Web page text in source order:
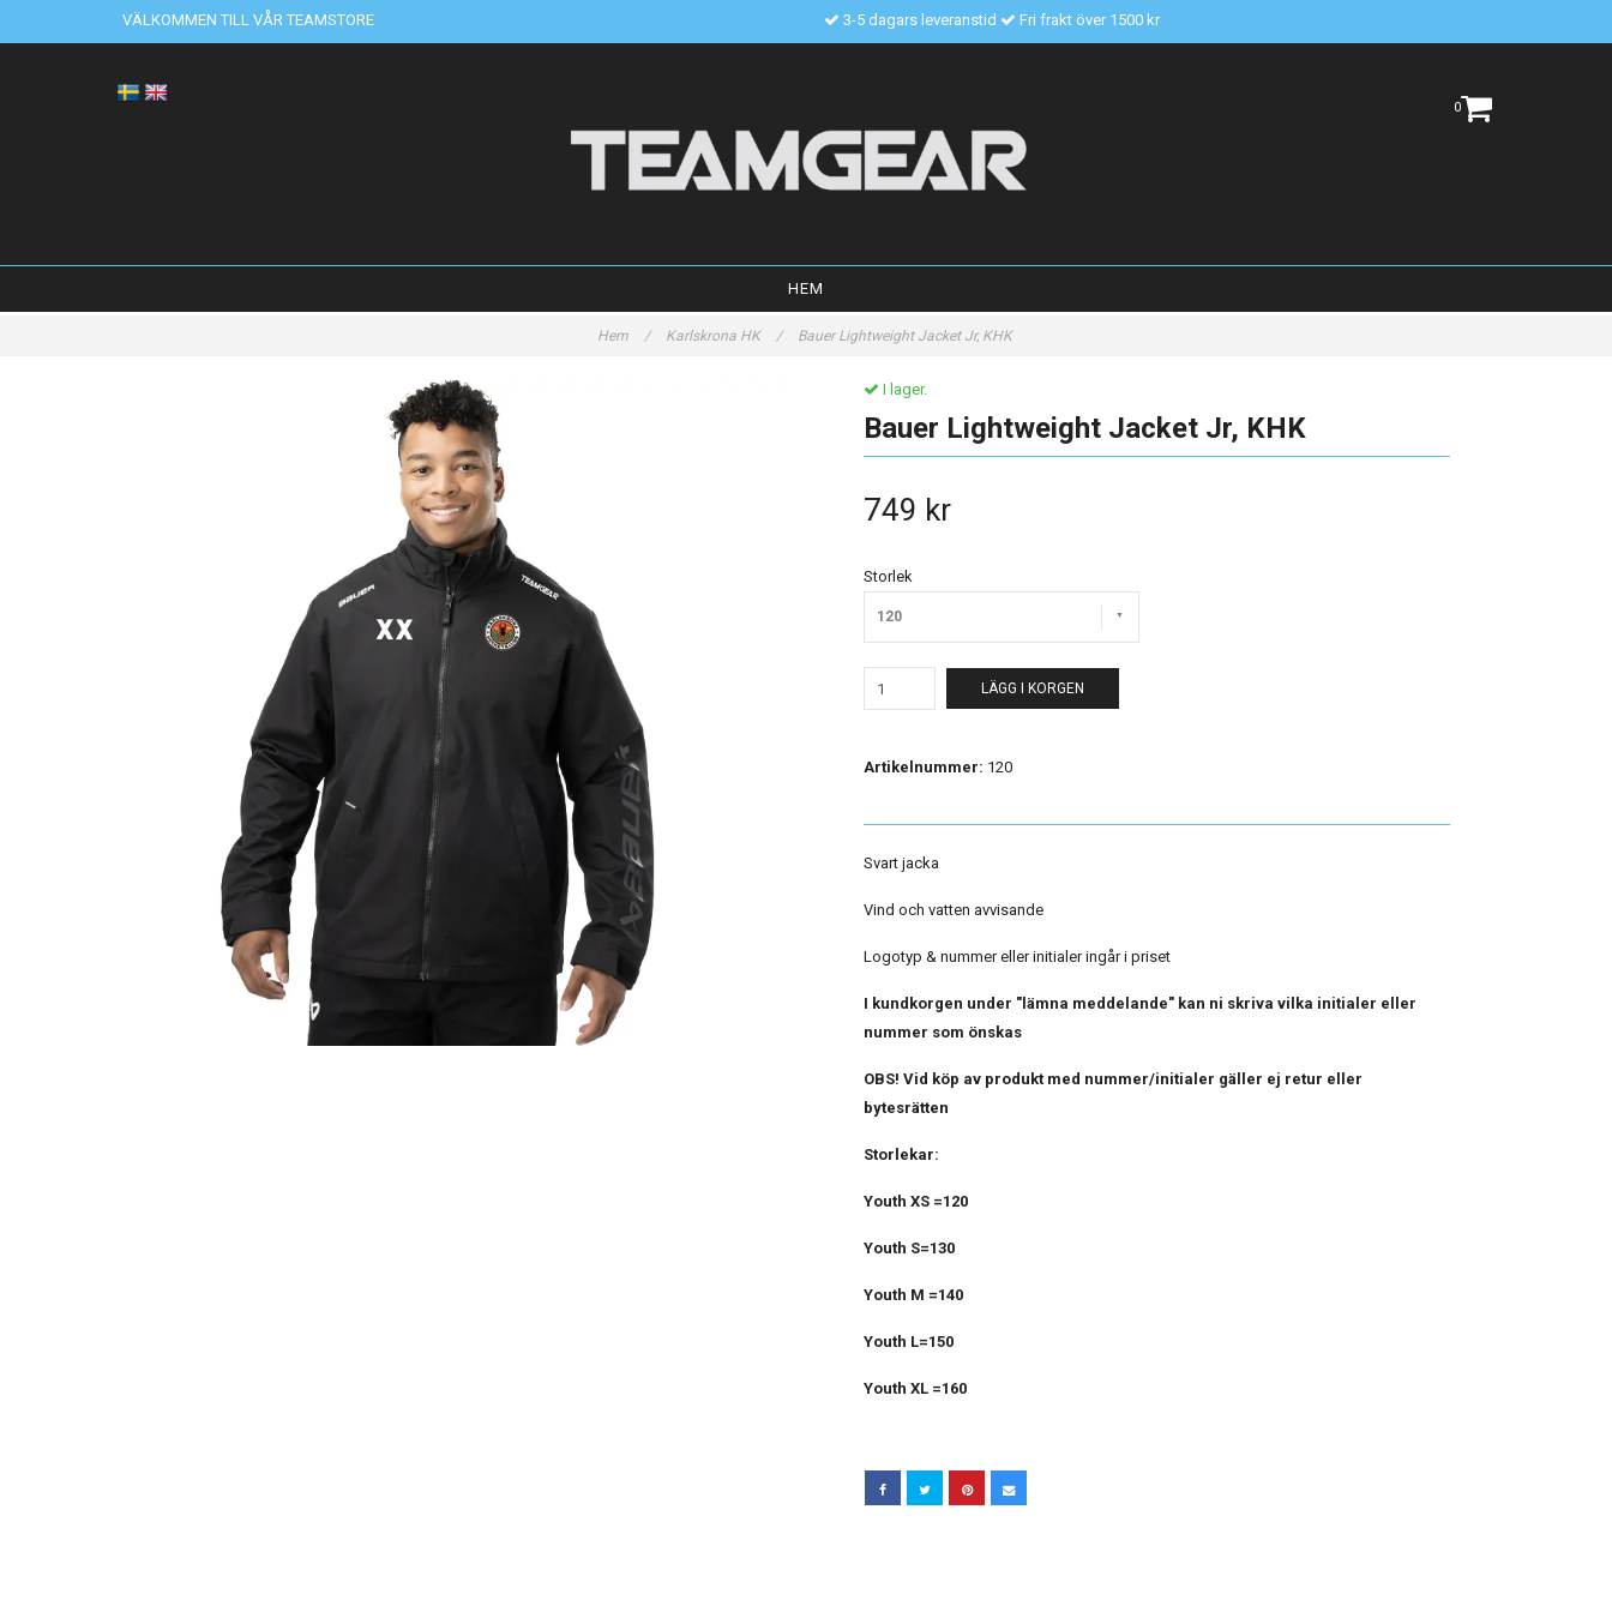
VÄLKOMMEN TILL VÅR TEAMSTORE 3-5 dagars leveranstid Fri frakt över 1500 kr
0
HEM
Hem / Karlskrona HK / Bauer Lightweight Jacket Jr, KHK
I lager.
Bauer Lightweight Jacket Jr, KHK
749 kr
Storlek
120
LÄGG I KORGEN
Artikelnummer: 120
Svart jacka
Vind och vatten avvisande
Logotyp & nummer eller initialer ingår i priset
I kundkorgen under "lämna meddelande" kan ni skriva vilka initialer eller
nummer som önskas
OBS! Vid köp av produkt med nummer/initialer gäller ej retur eller
bytesrätten
Storlekar:
Youth XS =120
Youth S=130
Youth M =140
Youth L=150
Youth XL =160